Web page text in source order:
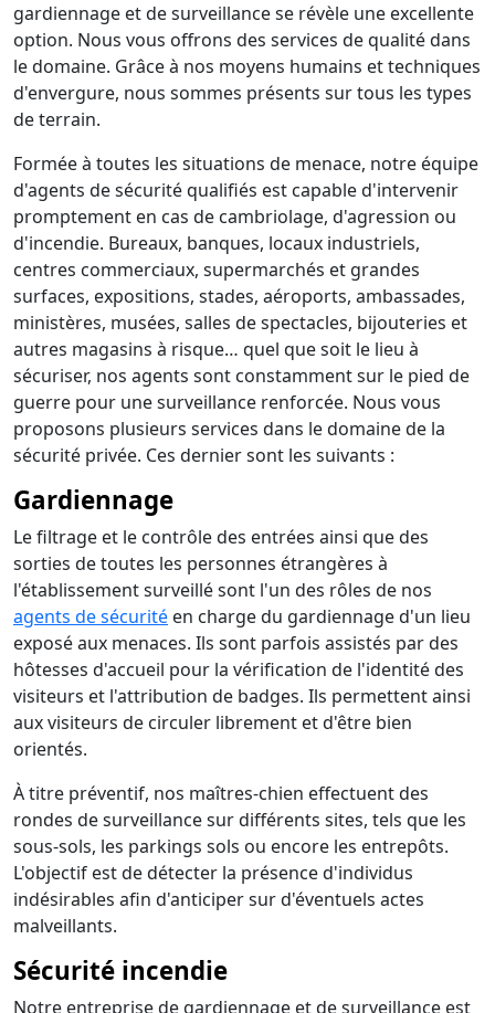
gardiennage et de surveillance se révèle une excellente
option. Nous vous offrons des services de qualité dans
le domaine. Grâce à nos moyens humains et techniques
d'envergure, nous sommes présents sur tous les types
de terrain.
Formée à toutes les situations de menace, notre équipe
d'agents de sécurité qualifiés est capable d'intervenir
promptement en cas de cambriolage, d'agression ou
d'incendie. Bureaux, banques, locaux industriels,
centres commerciaux, supermarchés et grandes
surfaces, expositions, stades, aéroports, ambassades,
ministères, musées, salles de spectacles, bijouteries et
autres magasins à risque… quel que soit le lieu à
sécuriser, nos agents sont constamment sur le pied de
guerre pour une surveillance renforcée. Nous vous
proposons plusieurs services dans le domaine de la
sécurité privée. Ces dernier sont les suivants :
Gardiennage
Le filtrage et le contrôle des entrées ainsi que des
sorties de toutes les personnes étrangères à
l'établissement surveillé sont l'un des rôles de nos
agents de sécurité en charge du gardiennage d'un lieu
exposé aux menaces. Ils sont parfois assistés par des
hôtesses d'accueil pour la vérification de l'identité des
visiteurs et l'attribution de badges. Ils permettent ainsi
aux visiteurs de circuler librement et d'être bien
orientés.
À titre préventif, nos maîtres-chien effectuent des
rondes de surveillance sur différents sites, tels que les
sous-sols, les parkings sols ou encore les entrepôts.
L'objectif est de détecter la présence d'individus
indésirables afin d'anticiper sur d'éventuels actes
malveillants.
Sécurité incendie
Notre entreprise de gardiennage et de surveillance est